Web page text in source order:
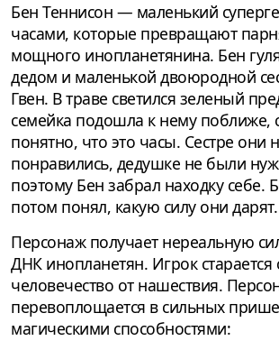
Бен Теннисон — маленький
часами, которые превращают
мощного инопланетянина. Бен
дедом и маленькой двоюродной
Гвен. В траве светился зеленый
семейка подошла к нему поближе,
понятно, что это часы. Сестре они
понравились, дедушке не были
поэтому Бен забрал находку себе.
потом понял, какую силу они дарят.
Персонаж получает нереальную
ДНК инопланетян. Игрок старается
человечество от нашествия.
перевоплощается в сильных
магическими способностями: